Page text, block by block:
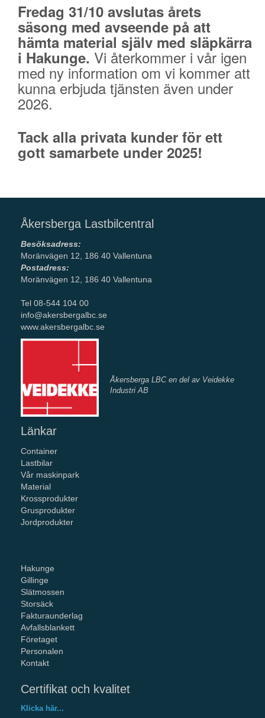
Fredag 31/10 avslutas årets
säsong med avseende på att
hämta material själv med släpkärra
i Hakunge. Vi återkommer i vår igen
med ny information om vi kommer att
kunna erbjuda tjänsten även under
2026.
Tack alla privata kunder för ett
gott samarbete under 2025!
Åkersberga Lastbilcentral
Besöksadress:
Moränvägen 12, 186 40 Vallentuna
Postadress:
Moränvägen 12, 186 40 Vallentuna
Tel 08-544 104 00
info@akersbergalbc.se
www.akersbergalbc.se
Åkersberga LBC en del av Veidekke
Industri AB
Länkar
Container
Lastbilar
Vår maskinpark
Material
Krossprodukter
Grusprodukter
Jordprodukter
Hakunge
Gillinge
Slätmossen
Storsäck
Fakturaunderlag
Avfallsblankett
Företaget
Personalen
Kontakt
Certifikat och kvalitet
Klicka här...